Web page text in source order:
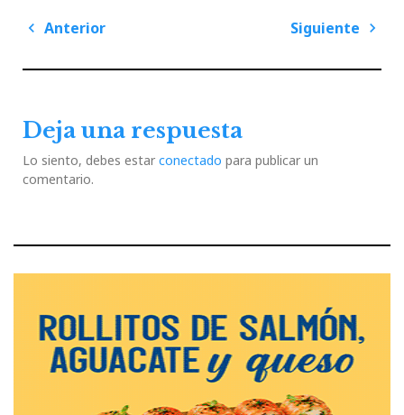
Navegación
entradas
Anterior
Siguiente
Deja una respuesta
Lo siento, debes estar conectado para publicar un
comentario.